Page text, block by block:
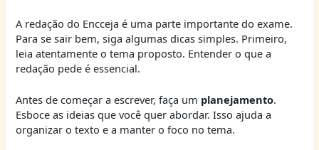
A redação do Encceja é uma parte importante do exame.
Para se sair bem, siga algumas dicas simples. Primeiro,
leia atentamente o tema proposto. Entender o que a
redação pede é essencial.
Antes de começar a escrever, faça um planejamento.
Esboce as ideias que você quer abordar. Isso ajuda a
organizar o texto e a manter o foco no tema.